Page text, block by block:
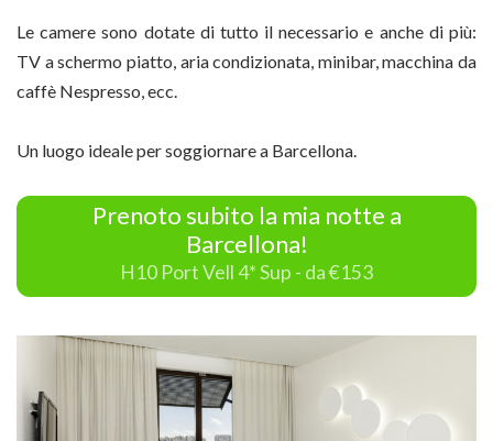
Le camere sono dotate di tutto il necessario e anche di più:
TV a schermo piatto, aria condizionata, minibar, macchina da
caffè Nespresso, ecc.
Un luogo ideale per soggiornare a Barcellona.
Prenoto subito la mia notte a
Barcellona!
H10 Port Vell 4* Sup - da €153